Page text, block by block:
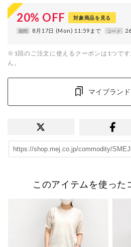
20% OFF 対象商品を見る
期間 8月17日 (Mon) 11:59まで コード
※1回のご注文に使えるクーポンは1つで
ん。
マイブラン
このアイテムを使った